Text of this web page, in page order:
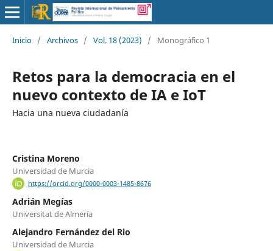
Inicio / Archivos / Vol. 18 (2023) / Monográfico 1
Retos para la democracia en el
nuevo contexto de IA e IoT
Hacia una nueva ciudadanía
Cristina Moreno
Universidad de Murcia
https://orcid.org/0000-0003-1485-8676
Adrián Megías
Universitat de Almería
Alejandro Fernández del Rio
Universidad de Murcia